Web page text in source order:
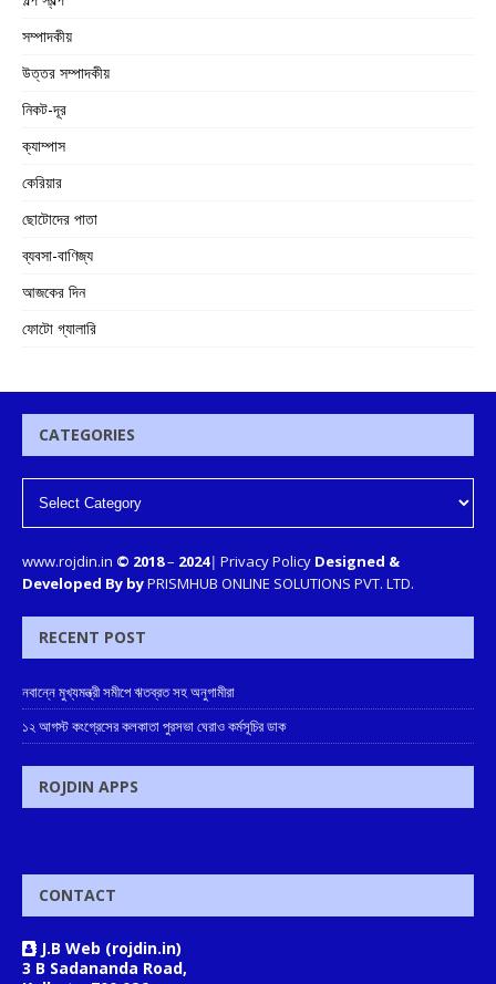
সম্পাদকীয়
উত্তর সম্পাদকীয়
নিকট-দূর
ক্যাম্পাস
কেরিয়ার
ছোটোদের পাতা
ব্যবসা-বাণিজ্য
আজকের দিন
ফোটো গ্যালারি
CATEGORIES
www.rojdin.in © 2018– 2024| Privacy Policy Designed &
Developed By byPRISMHUB ONLINE SOLUTIONS PVT. LTD.
RECENT POST
নবান্নে মুখ্যমন্ত্রী সমীপে ঋতব্রত সহ অনুগামীরা
১২ আগস্ট কংগ্রেসের কলকাতা পুরসভা ঘেরাও কর্মসূচির ডাক
ROJDIN APPS
CONTACT
J.B Web (rojdin.in)
3 B Sadananda Road,